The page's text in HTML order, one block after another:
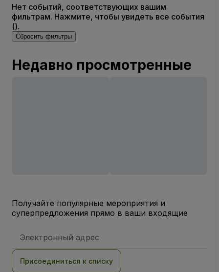
Нет событий, соответствующих вашим
фильтрам. Нажмите, чтобы увидеть все события
().
Сбросить фильтры
Недавно просмотренные
Получайте популярные мероприятия и
суперпредложения прямо в ваши входящие
электронной
Присоединиться к списку